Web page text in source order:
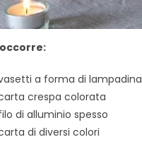
a forma di lampadina
crespa colorata
di alluminio spesso
di diversi colori